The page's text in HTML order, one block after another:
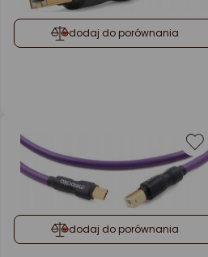
dodaj do porównania
dodaj do porównania